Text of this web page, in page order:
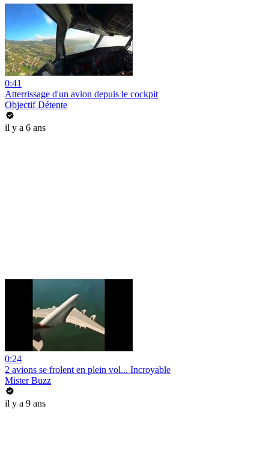
0:41
Atterrissage d'un avion depuis le cockpit
Objectif Détente
il y a 6 ans
0:24
2 avions se frolent en plein vol... Incroyable
Mister Buzz
il y a 9 ans